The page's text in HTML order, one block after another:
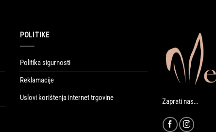
POLITIKE
Politika sigurnosti
Reklamacije
Uslovi korištenja internet trgovine
Zaprati nas…